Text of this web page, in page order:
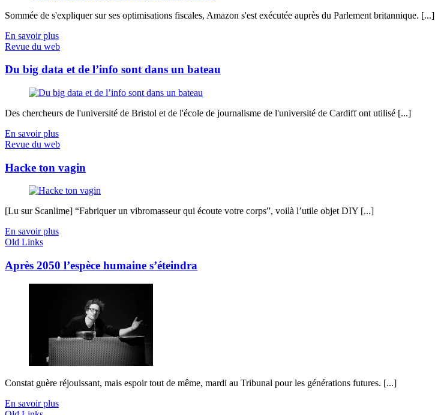
Sommée de s'expliquer sur ses optimisations fiscales, Amazon s'est exécutée auprès du Parlement britannique. [...]
En savoir plus
Revue du web
Du big data et de l’info sont dans un bateau
Des chercheurs de l'université de Bristol et de l'école de journalisme de l'université de Cardiff ont utilisé [...]
En savoir plus
Revue du web
Hacke ton vagin
[Lu sur Scanlime] “Fabriquer un vibromasseur qui écoute votre corps”, voilà l’utile objet DIY [...]
En savoir plus
Old Links
Après 2050 l’espèce humaine s’éteindra
Constat guère réjouissant, mais espoir tout de même, mardi au Tribunal pour les générations futures. [...]
En savoir plus